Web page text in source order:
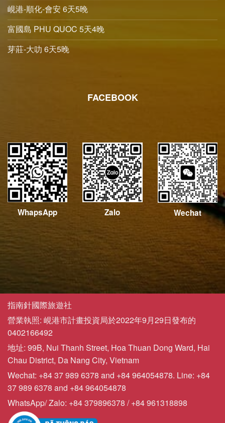
峴港-順化-會安 6天5晚
富國島 PHU QUOC 5天4晚
芽莊-大叻 6天5晚
FACEBOOK
WhapsApp Zalo Wechat
指南針國際旅遊社
營業執照: 峴港市計畫投資局於2022年9月29日發布的
0402166492
地址: 99B, Nui Thanh Street, Hoa Thuan Dong Ward, Hai
Chau District, Da Nang City, Vietnam
Wechat: +84 37 989 6378 and +84 964054878. Line: +84
37 989 6378 and +84 964054878
WhatsApp/ Zalo: +84 379896378 / +84 961318898